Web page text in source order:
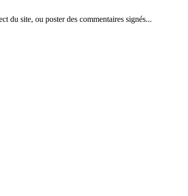
du site, ou poster des commentaires signés...